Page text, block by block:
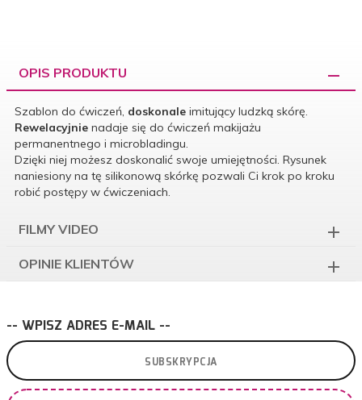
OPIS PRODUKTU
Szablon do ćwiczeń, doskonale imitujący ludzką skórę.
Rewelacyjnie nadaje się do ćwiczeń makijażu
permanentnego i microbladingu.
Dzięki niej możesz doskonalić swoje umiejętności. Rysunek
naniesiony na tę silikonową skórkę pozwali Ci krok po kroku
robić postępy w ćwiczeniach.
FILMY VIDEO
OPINIE KLIENTÓW
-- WPISZ ADRES E-MAIL --